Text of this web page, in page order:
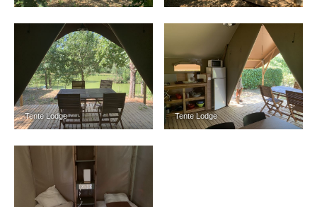
Tente Lodge Tente Lodge